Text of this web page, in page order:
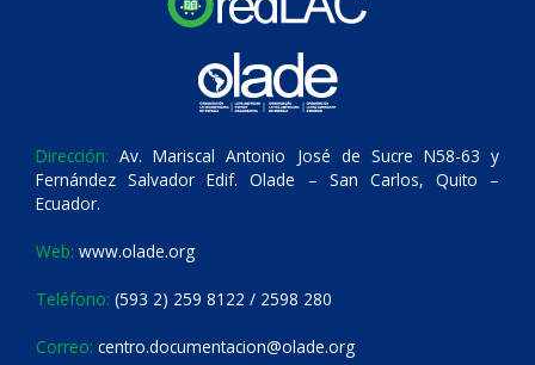
Dirección: Av. Mariscal Antonio José de Sucre N58-63 y
Fernández Salvador Edif. Olade – San Carlos, Quito –
Ecuador.
Web: www.olade.org
Teléfono: (593 2) 259 8122 / 2598 280
Correo: centro.documentacion@olade.org